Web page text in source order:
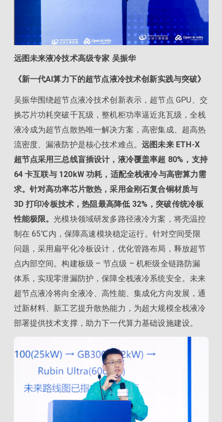
远图未来液冷技术高级专家 吴振华
《新一代AI算力下的超节点液冷技术创新实践与突破》
吴振华围绕超节点液冷技术创新表示，超节点 GPU、交
换芯片功耗突破千瓦级，整机柜功率逼近兆瓦级，全栈
液冷成为超节点散热唯一解决方案，高密集成、超高热
流密度、漏液防护是核心技术难点。远图未来 ETH-X
超节点采用三总线盲插设计，液冷覆盖率超 80%，支持
64 卡互联与 120kW 功耗，适配全栈液冷与高密算力需
求。针对高功率芯片散热，采用金刚石复合铜材质与
3D 打印冷板技术，热阻最高降低 32%，突破传统冷板
性能极限。光模块领域研发多路径液冷方案，将壳温控
制在 65℃内，保障高速模块稳定运行。针对空间受限
问题，采用扁平化冷板设计，优化管路布局，释放超节
点内部空间。构建板级 – 节点级 – 机柜级全链路防漏
体系，实现零泄漏防护，保障全栈液冷系统安全。未来
超节点液冷将向全液冷、高性能、集成化方向发展，通
过新材料、新工艺提升散热能力，为超大规模全栈液冷
部署提供技术支撑，助力下一代算力基础设施建设。